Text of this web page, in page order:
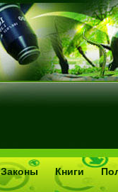
Законы Книги